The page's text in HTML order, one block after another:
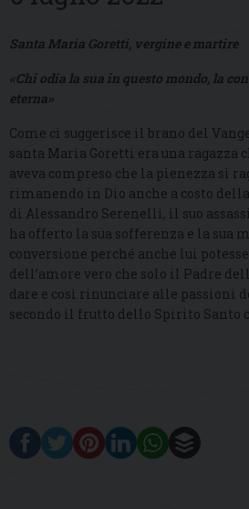
Santa Maria Goretti, vergine e martire
«Chi odia la sua in questo mondo, la
eterna»
Come ci suggerisce il brano del
santa Maria Goretti era una ragazza
aveva compreso che la pienezza si
rimanendo in Dio anche a costo
di Alessandro Serenelli, il suo
ha offerto la sua sofferenza e la sua
conversione perché anche lui
dell’amore vero che solo il Padre
dare e così rinunciare alle passioni
secondo il frutto dello Spirito Santo